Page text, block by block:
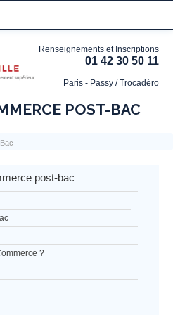
Renseignements et Inscriptions
01 42 30 50 11
Paris - Passy / Trocadéro
POST-BAC
post-bac
?